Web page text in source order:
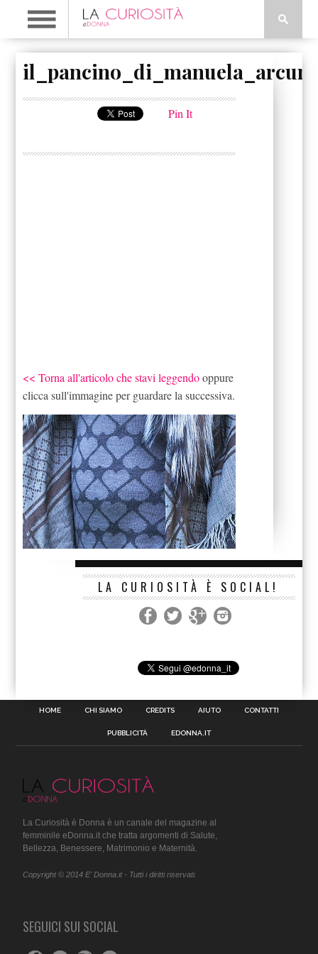
Pin It
<< Torna all'articolo che stavi leggendooppure
clicca sull'immagine per guardare la successiva.
LA CURIOSITÀ È SOCIAL!
HOME CHI SIAMO CREDITS AIUTO CONTATTI
PUBBLICITÀ EDONNA.IT
La Curiosità è Donna è un canale del magazine al
femminile eDonna.it che tratta argomenti di Salute,
Bellezza, Benessere, Matrimonio e Maternità.
Copyright © 2014 E' Donna.it - Tutti i diritti riservati.
SEGUICI SUI SOCIAL